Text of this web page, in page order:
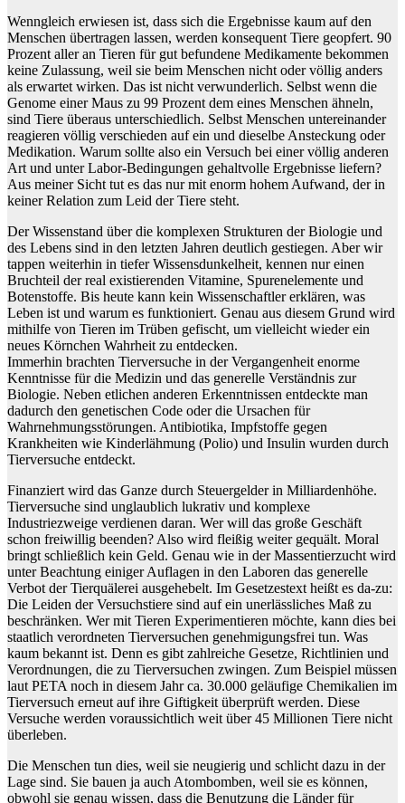
Wenngleich erwiesen ist, dass sich die Ergebnisse kaum auf den
Menschen übertragen lassen, werden konsequent Tiere geopfert. 90
Prozent aller an Tieren für gut befundene Medikamente bekommen
keine Zulassung, weil sie beim Menschen nicht oder völlig anders
als erwartet wirken. Das ist nicht verwunderlich. Selbst wenn die
Genome einer Maus zu 99 Prozent dem eines Menschen ähneln,
sind Tiere überaus unterschiedlich. Selbst Menschen untereinander
reagieren völlig verschieden auf ein und dieselbe Ansteckung oder
Medikation. Warum sollte also ein Versuch bei einer völlig anderen
Art und unter Labor-Bedingungen gehaltvolle Ergebnisse liefern?
Aus meiner Sicht tut es das nur mit enorm hohem Aufwand, der in
keiner Relation zum Leid der Tiere steht.
Der Wissenstand über die komplexen Strukturen der Biologie und
des Lebens sind in den letzten Jahren deutlich gestiegen. Aber wir
tappen weiterhin in tiefer Wissensdunkelheit, kennen nur einen
Bruchteil der real existierenden Vitamine, Spurenelemente und
Botenstoffe. Bis heute kann kein Wissenschaftler erklären, was
Leben ist und warum es funktioniert. Genau aus diesem Grund wird
mithilfe von Tieren im Trüben gefischt, um vielleicht wieder ein
neues Körnchen Wahrheit zu entdecken.
Immerhin brachten Tierversuche in der Vergangenheit enorme
Kenntnisse für die Medizin und das generelle Verständnis zur
Biologie. Neben etlichen anderen Erkenntnissen entdeckte man
dadurch den genetischen Code oder die Ursachen für
Wahrnehmungsstörungen. Antibiotika, Impfstoffe gegen
Krankheiten wie Kinderlähmung (Polio) und Insulin wurden durch
Tierversuche entdeckt.
Finanziert wird das Ganze durch Steuergelder in Milliardenhöhe.
Tierversuche sind unglaublich lukrativ und komplexe
Industriezweige verdienen daran. Wer will das große Geschäft
schon freiwillig beenden? Also wird fleißig weiter gequält. Moral
bringt schließlich kein Geld. Genau wie in der Massentierzucht wird
unter Beachtung einiger Auflagen in den Laboren das generelle
Verbot der Tierquälerei ausgehebelt. Im Gesetzestext heißt es da-zu:
Die Leiden der Versuchstiere sind auf ein unerlässliches Maß zu
beschränken. Wer mit Tieren Experimentieren möchte, kann dies bei
staatlich verordneten Tierversuchen genehmigungsfrei tun. Was
kaum bekannt ist. Denn es gibt zahlreiche Gesetze, Richtlinien und
Verordnungen, die zu Tierversuchen zwingen. Zum Beispiel müssen
laut PETA noch in diesem Jahr ca. 30.000 geläufige Chemikalien im
Tierversuch erneut auf ihre Giftigkeit überprüft werden. Diese
Versuche werden voraussichtlich weit über 45 Millionen Tiere nicht
überleben.
Die Menschen tun dies, weil sie neugierig und schlicht dazu in der
Lage sind. Sie bauen ja auch Atombomben, weil sie es können,
obwohl sie genau wissen, dass die Benutzung die Länder für